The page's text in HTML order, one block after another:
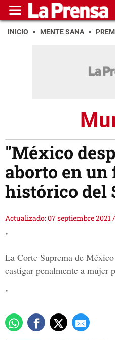
INICIO MENTE SANA
"México
aborto en un
histórico del
Actualizado: 07 septiembre 2021/
"
La Corte Suprema de
castigar penalmente a mujer
"